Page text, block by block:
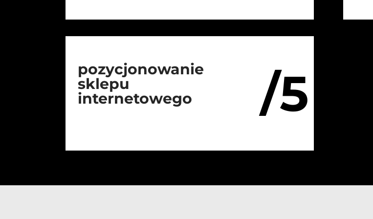
/5
pozycjonowanie
sklepu
internetowego